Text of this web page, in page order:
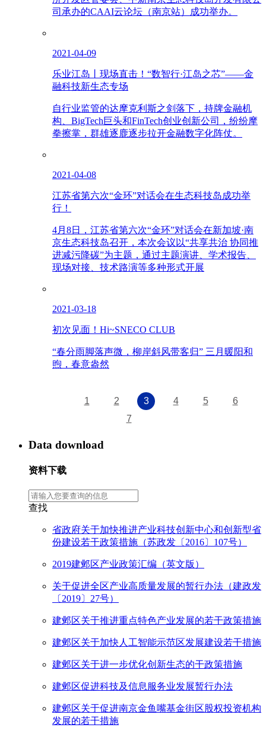
司承办的CAAI云论坛（南京站）成功举办。
2021-04-09
乐业江岛丨现场直击！“数智行·江岛之芯”——金
融科技新生态专场
自行业监管的达摩克利斯之剑落下，持牌金融机
构、BigTech巨头和FinTech创业创新公司，纷纷摩
拳擦掌，群雄逐鹿逐步拉开金融数字化阵仗。
2021-04-08
江苏省第六次“金环”对话会在生态科技岛成功举
行！
4月8日，江苏省第六次“金环”对话会在新加坡·南
京生态科技岛召开，本次会议以“共享共治 协同推
进减污降碳”为主题，通过主题演讲、学术报告、
现场对接、技术路演等多种形式开展
2021-03-18
初次见面！Hi~SNECO CLUB
“春分雨脚落声微，柳岸斜风带客归” 三月暖阳和
煦，春意盎然
1 2 3 4 5
6
7
Data download
资料下载
查找
省政府关于加快推进产业科技创新中心和创新型省
份建设若干政策措施（苏政发〔2016〕107号）
2019建邺区产业政策汇编（英文版）
关于促进全区产业高质量发展的暂行办法（建政发
〔2019〕27号）
建邺区关于推进重点特色产业发展的若干政策措施
建邺区关于加快人工智能示范区发展建设若干措施
建邺区关于进一步优化创新生态的干政策措施
建邺区促进科技及信息服务业发展暂行办法
建邺区关于促进南京金鱼嘴基金街区股权投资机构
发展的若干措施